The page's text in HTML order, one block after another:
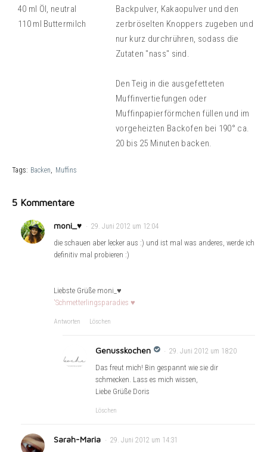
40 ml Öl, neutral
110 ml Buttermilch
Backpulver, Kakaopulver und den
zerbröselten Knoppers zugeben und
nur kurz durchrühren, sodass die
Zutaten "nass" sind.
Den Teig in die ausgefetteten
Muffinvertiefungen oder
Muffinpapierförmchen füllen und im
vorgeheizten Backofen bei 190° ca.
20 bis 25 Minuten backen.
Tags: Backen Muffins
5 Kommentare
moni_♥ 29. Juni 2012 um 12:04
die schauen aber lecker aus :) und ist mal was anderes, werde ich
definitiv mal probieren :)
Liebste Grüße moni_♥
'Schmetterlingsparadies ♥
Antworten Löschen
Genusskochen 29. Juni 2012 um 18:20
Das freut mich! Bin gespannt wie sie dir
schmecken. Lass es mich wissen,
Liebe Grüße Doris
Löschen
Sarah-Maria 29. Juni 2012 um 14:31